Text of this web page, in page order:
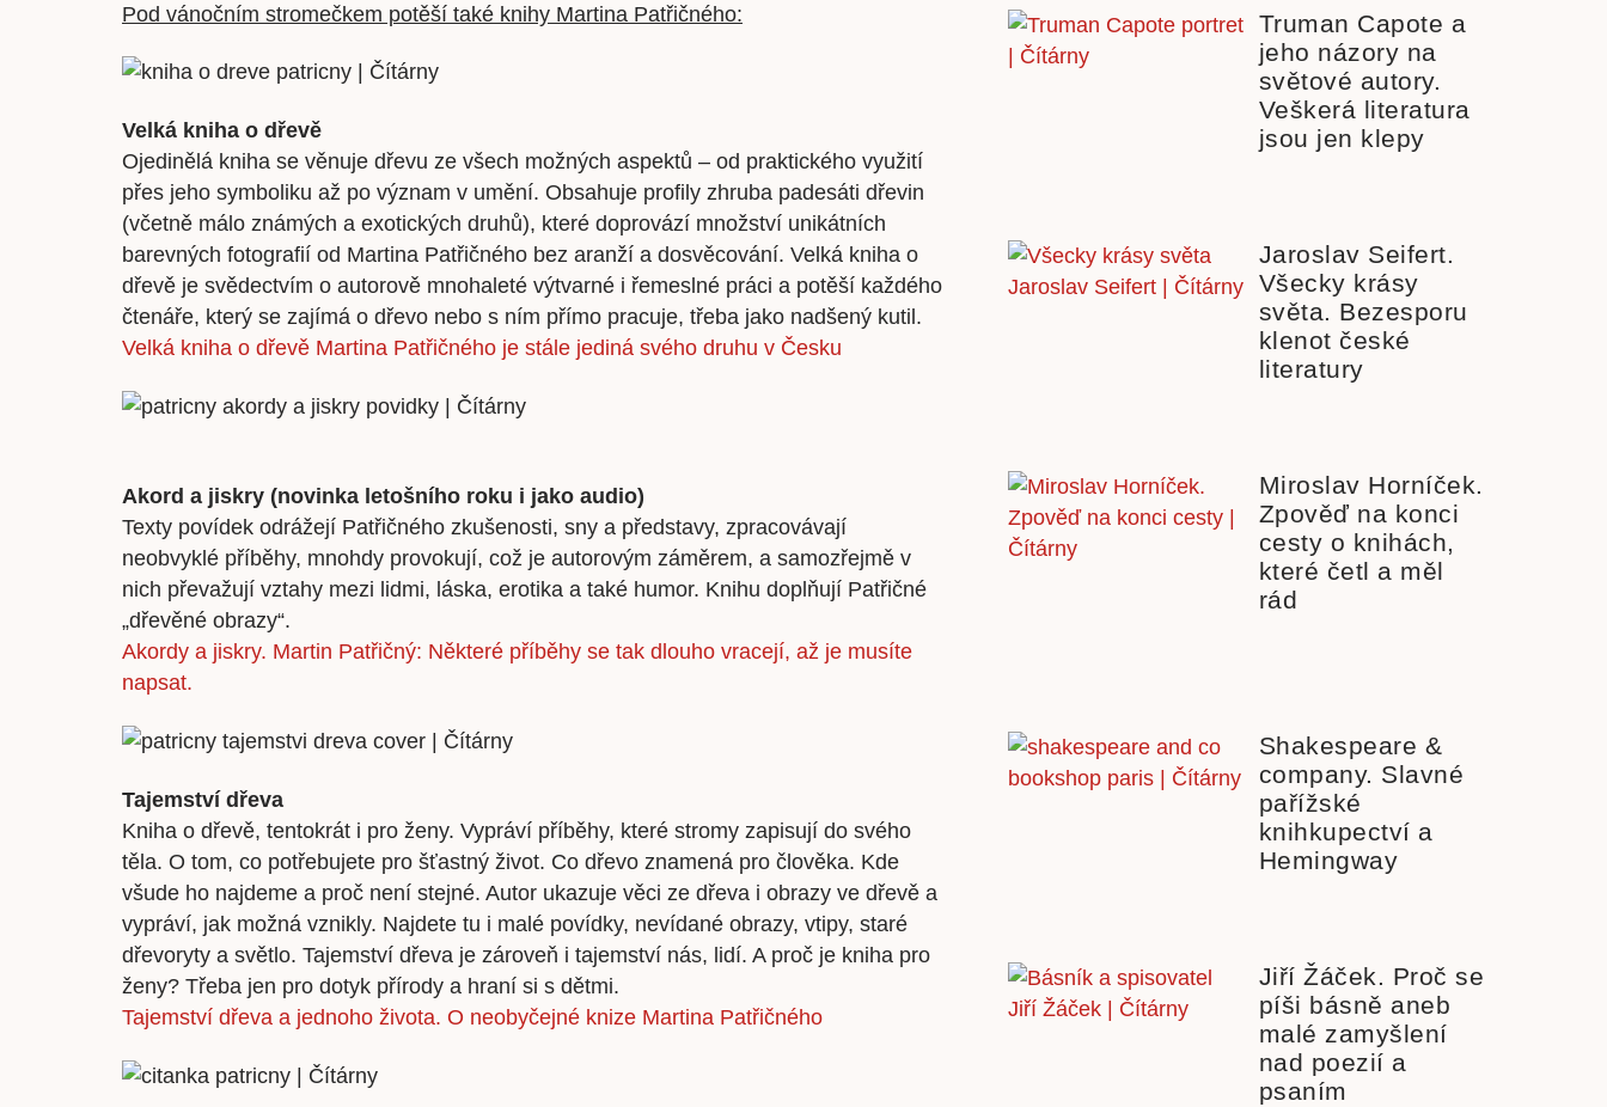
Pod vánočním stromečkem potěší také knihy Martina Patřičného:
Velká kniha o dřevě
Ojedinělá kniha se věnuje dřevu ze všech možných aspektů – od praktického využití
přes jeho symboliku až po význam v umění. Obsahuje profily zhruba padesáti dřevin
(včetně málo známých a exotických druhů), které doprovází množství unikátních
barevných fotografií od Martina Patřičného bez aranží a dosvěcování. Velká kniha o
dřevě je svědectvím o autorově mnohaleté výtvarné i řemeslné práci a potěší každého
čtenáře, který se zajímá o dřevo nebo s ním přímo pracuje, třeba jako nadšený kutil.
Velká kniha o dřevě Martina Patřičného je stále jediná svého druhu v Česku
Akord a jiskry (novinka letošního roku i jako audio)
Texty povídek odrážejí Patřičného zkušenosti, sny a představy, zpracovávají
neobvyklé příběhy, mnohdy provokují, což je autorovým záměrem, a samozřejmě v
nich převažují vztahy mezi lidmi, láska, erotika a také humor. Knihu doplňují Patřičné
„dřevěné obrazy“.
Akordy a jiskry. Martin Patřičný: Některé příběhy se tak dlouho vracejí, až je musíte
napsat.
Tajemství dřeva
Kniha o dřevě, tentokrát i pro ženy. Vypráví příběhy, které stromy zapisují do svého
těla. O tom, co potřebujete pro šťastný život. Co dřevo znamená pro člověka. Kde
všude ho najdeme a proč není stejné. Autor ukazuje věci ze dřeva i obrazy ve dřevě a
vypráví, jak možná vznikly. Najdete tu i malé povídky, nevídané obrazy, vtipy, staré
dřevoryty a světlo. Tajemství dřeva je zároveň i tajemství nás, lidí. A proč je kniha pro
ženy? Třeba jen pro dotyk přírody a hraní si s dětmi.
Tajemství dřeva a jednoho života. O neobyčejné knize Martina Patřičného
Truman Capote a
jeho názory na
světové autory.
Veškerá literatura
jsou jen klepy
Jaroslav Seifert.
Všecky krásy
světa. Bezesporu
klenot české
literatury
Miroslav Horníček.
Zpověď na konci
cesty o knihách,
které četl a měl
rád
Shakespeare &
company. Slavné
pařížské
knihkupectví a
Hemingway
Jiří Žáček. Proč se
píši básně aneb
malé zamyšlení
nad poezií a
psaním